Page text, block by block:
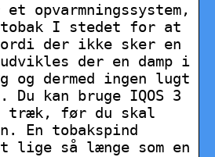
et opvarmningssystem,
tobak I stedet for at
der ikke sker en
der en damp i
og dermed ingen lugt
kan bruge IQOS 3
i træk, før du skal
En tobakspind
lige så længe som en